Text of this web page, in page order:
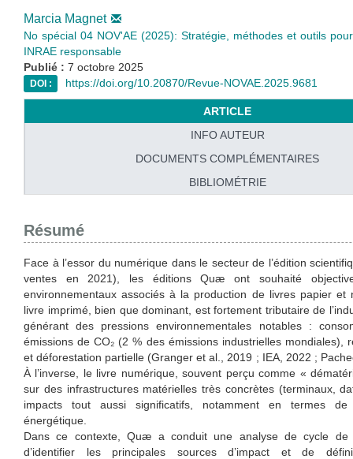
Marcia Magnet
No spécial 04 NOV'AE (2025): Stratégie, méthodes et outils
INRAE responsable
Publié : 7 octobre 2025
DOI : https://doi.org/10.20870/Revue-NOVAE.2025.9681
ARTICLE
INFO AUTEUR
DOCUMENTS COMPLÉMENTAIRES
BIBLIOMÉTRIE
Résumé
Face à l’essor du numérique dans le secteur de l’édition
ventes en 2021), les éditions Quæ ont souhaité
environnementaux associés à la production de livres papier et
livre imprimé, bien que dominant, est fortement tributaire de
générant des pressions environnementales notables :
émissions de CO₂ (2 % des émissions industrielles mondiales),
et déforestation partielle (Granger et al., 2019 ; IEA, 2022 ;
À l’inverse, le livre numérique, souvent perçu comme «
sur des infrastructures matérielles très concrètes (terminaux,
impacts tout aussi significatifs, notamment en termes de
énergétique.
Dans ce contexte, Quæ a conduit une analyse de cycle de
d’identifier les principales sources d’impact et de